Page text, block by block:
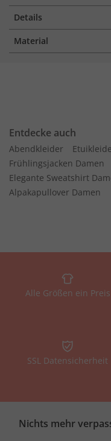
Details
Material
Entdecke auch
Abendkleider
Frühlingsjacken Damen
Elegante Sweatshirt
Alpakapullover Damen
Alle Größen ein Preis
SSL Datensicherheit
Nichts mehr